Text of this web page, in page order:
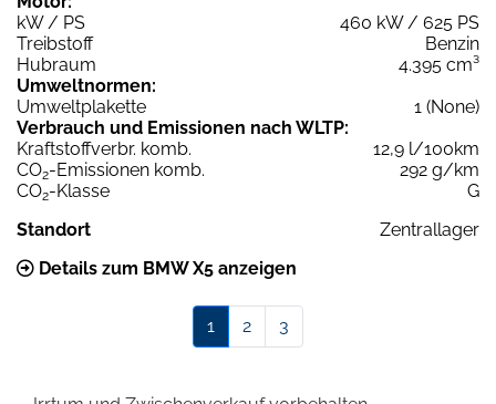
kW / PS
460 kW / 625 PS
Treibstoff
Benzin
Hubraum
4.395 cm³
Umweltnormen:
Umweltplakette
1 (None)
Verbrauch und Emissionen nach WLTP:
Kraftstoffverbr. komb.
12,9 l/100km
CO2-Emissionen komb.
292 g/km
CO2-Klasse
G
Standort
Zentrallager
Details zum BMW X5 anzeigen
1 2 3